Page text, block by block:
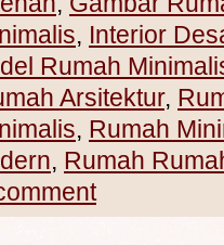
, Interior
Rumah
Arsitektur,
, Rumah
, Rumah